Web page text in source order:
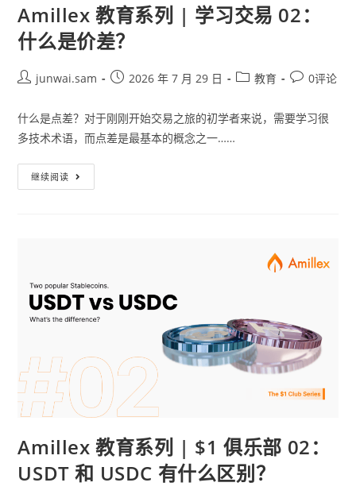
Amillex 教育系列 | 学习交易 02：
什么是价差？
junwai.sam 2026 年 7 月 29 日 教育 0评论
什么是点差？对于刚刚开始交易之旅的初学者来说，需要学习很
多技术术语，而点差是最基本的概念之一……
继续阅读
Amillex 教育系列 | $1 俱乐部 02：
USDT 和 USDC 有什么区别？